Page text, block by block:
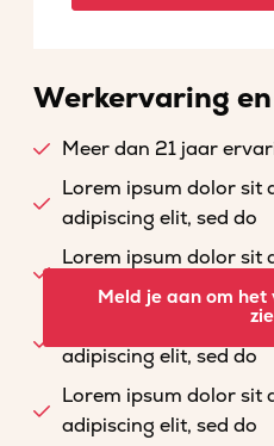
Werkervaring
Meer dan 21 jaar
Lorem ipsum dolor sit
adipiscing elit, sed do
Lorem ipsum dolor sit
adipiscing elit, sed do
Lorem ipsum dolor sit
adipiscing elit, sed do
Lorem ipsum dolor sit
adipiscing elit, sed do
Meld je aan om